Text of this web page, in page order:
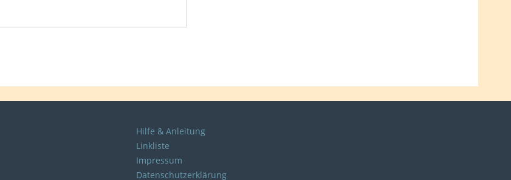
Hilfe & Anleitung
Linkliste
Impressum
Datenschutzerklärung